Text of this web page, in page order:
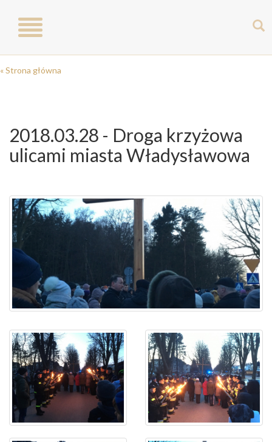
Toggle
navigation
« Strona główna
2018.03.28 - Droga krzyżowa
ulicami miasta Władysławowa